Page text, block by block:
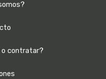
o contratar?